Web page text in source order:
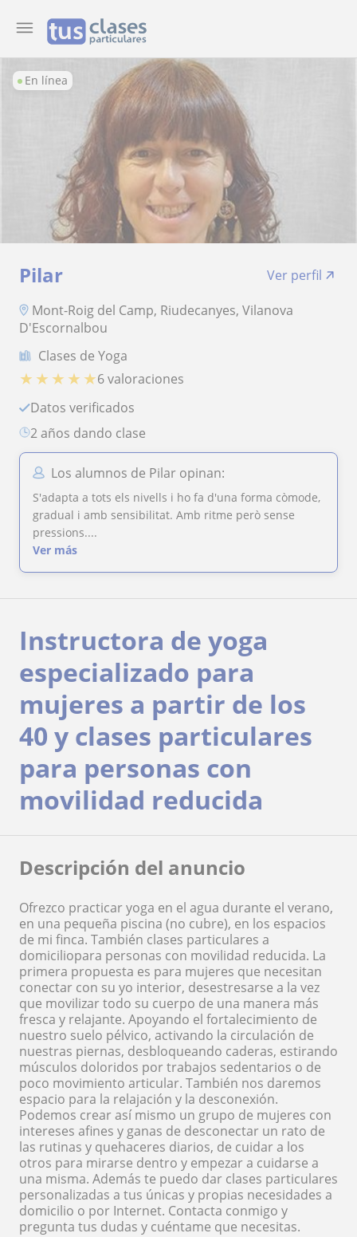
En línea
Pilar
Ver perfil
Mont-Roig del Camp, Riudecanyes, Vilanova
D'Escornalbou
Clases de Yoga
★ ★ ★ ★ ★6 valoraciones
Datos verificados
2 años dando clase
Los alumnos de Pilar opinan:
S'adapta a tots els nivells i ho fa d'una forma còmode,
gradual i amb sensibilitat. Amb ritme però sense
pressions....
Ver más
Instructora de yoga
especializado para
mujeres a partir de los
40 y clases particulares
para personas con
movilidad reducida
Descripción del anuncio
Ofrezco practicar yoga en el agua durante el verano,
en una pequeña piscina (no cubre), en los espacios
de mi finca. También clases particulares a
domiciliopara personas con movilidad reducida. La
primera propuesta es para mujeres que necesitan
conectar con su yo interior, desestresarse a la vez
que movilizar todo su cuerpo de una manera más
fresca y relajante. Apoyando el fortalecimiento de
nuestro suelo pélvico, activando la circulación de
nuestras piernas, desbloqueando caderas, estirando
músculos doloridos por trabajos sedentarios o de
poco movimiento articular. También nos daremos
espacio para la relajación y la desconexión.
Podemos crear así mismo un grupo de mujeres con
intereses afines y ganas de desconectar un rato de
las rutinas y quehaceres diarios, de cuidar a los
otros para mirarse dentro y empezar a cuidarse a
una misma. Además te puedo dar clases particulares
personalizadas a tus únicas y propias necesidades a
domicilio o por Internet. Contacta conmigo y
pregunta tus dudas y cuéntame que necesitas.